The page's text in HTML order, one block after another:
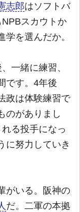
志郎はソフトバ
スカウトか
を選んだか。
一緒に練習、
です。4年後
政は体験練習で
のがありまし
る投手になっ
に努力していき
がいる。阪神の
だ。二軍の本拠